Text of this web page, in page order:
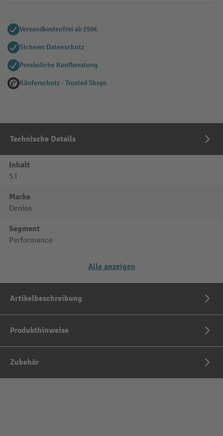
Versandkostenfrei ab 250€
Sicherer Datenschutz
Persönliche Kaufberatung
Käuferschutz - Trusted Shops
Technische Details
Inhalt
5 l
Marke
Denios
Segment
Performance
Alle anzeigen
Artikelbeschreibung
Produkthinweise
Zubehör